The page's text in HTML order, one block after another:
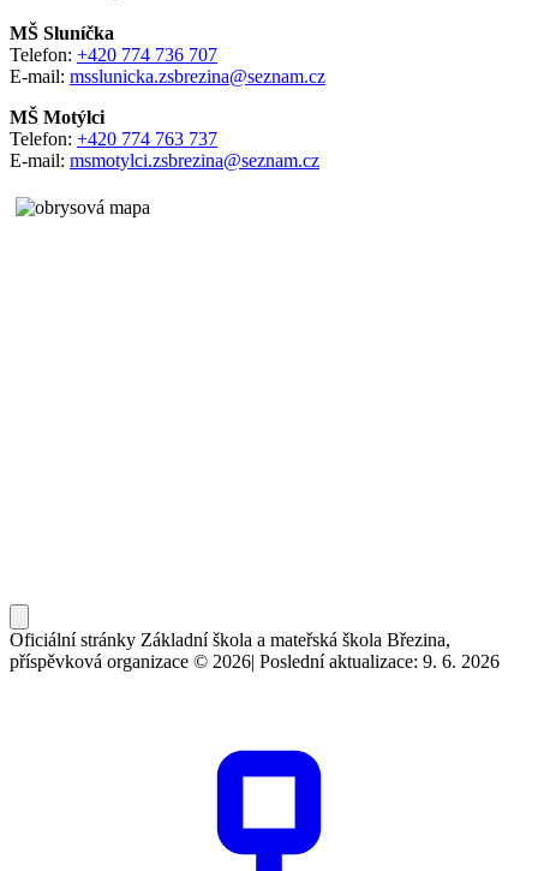
MŠ Sluníčka
Telefon: +420 774 736 707
E-mail: msslunicka.zsbrezina@seznam.cz
MŠ Motýlci
Telefon: +420 774 763 737
E-mail: msmotylci.zsbrezina@seznam.cz
Oficiální stránky Základní škola a mateřská škola Březina,
příspěvková organizace © 2026| Poslední aktualizace: 9. 6. 2026